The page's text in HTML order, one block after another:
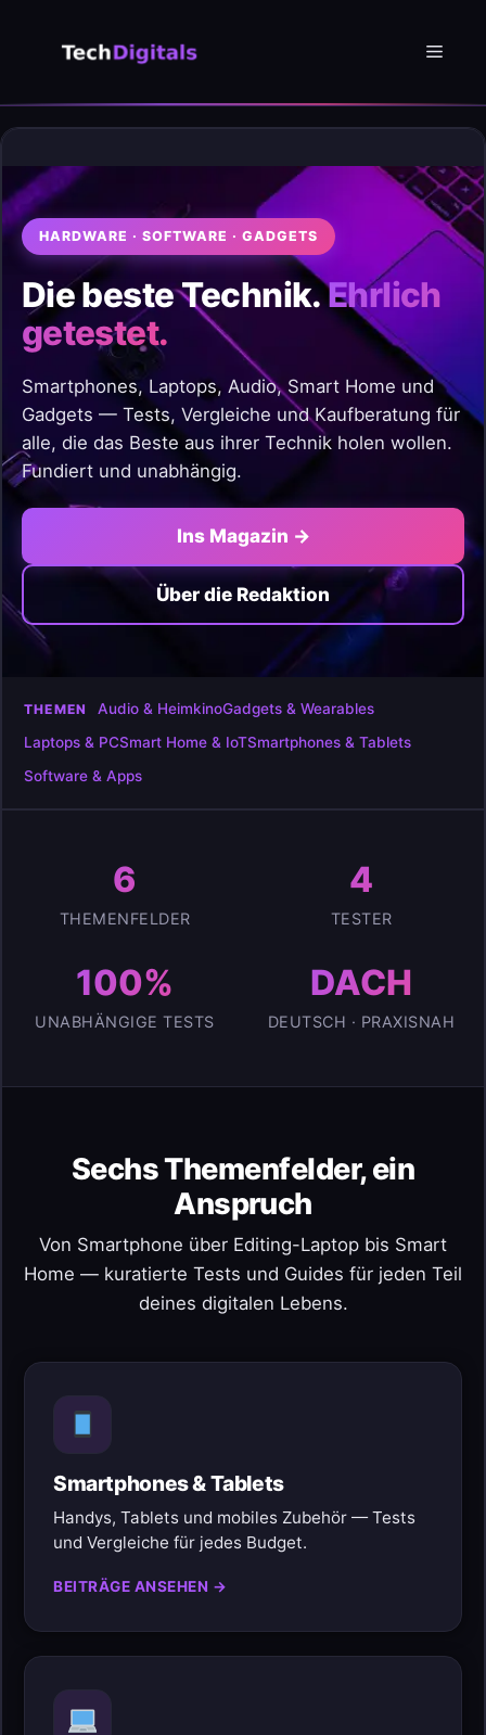
Menü
HARDWARE · SOFTWARE · GADGETS
Die beste Technik.Ehrlich
getestet.
Smartphones, Laptops, Audio, Smart Home und
Gadgets — Tests, Vergleiche und Kaufberatung für
alle, die das Beste aus ihrer Technik holen wollen.
Fundiert und unabhängig.
Ins Magazin →
Über die Redaktion
THEMEN Audio & HeimkinoGadgets & Wearables
Laptops & PCSmart Home & IoTSmartphones & Tablets
Software & Apps
6
THEMENFELDER
4
TESTER
100%
UNABHÄNGIGE TESTS
DACH
DEUTSCH · PRAXISNAH
Sechs Themenfelder, ein
Anspruch
Von Smartphone über Editing-Laptop bis Smart
Home — kuratierte Tests und Guides für jeden Teil
deines digitalen Lebens.
Smartphones & Tablets
Handys, Tablets und mobiles Zubehör — Tests
und Vergleiche für jedes Budget.
BEITRÄGE ANSEHEN →